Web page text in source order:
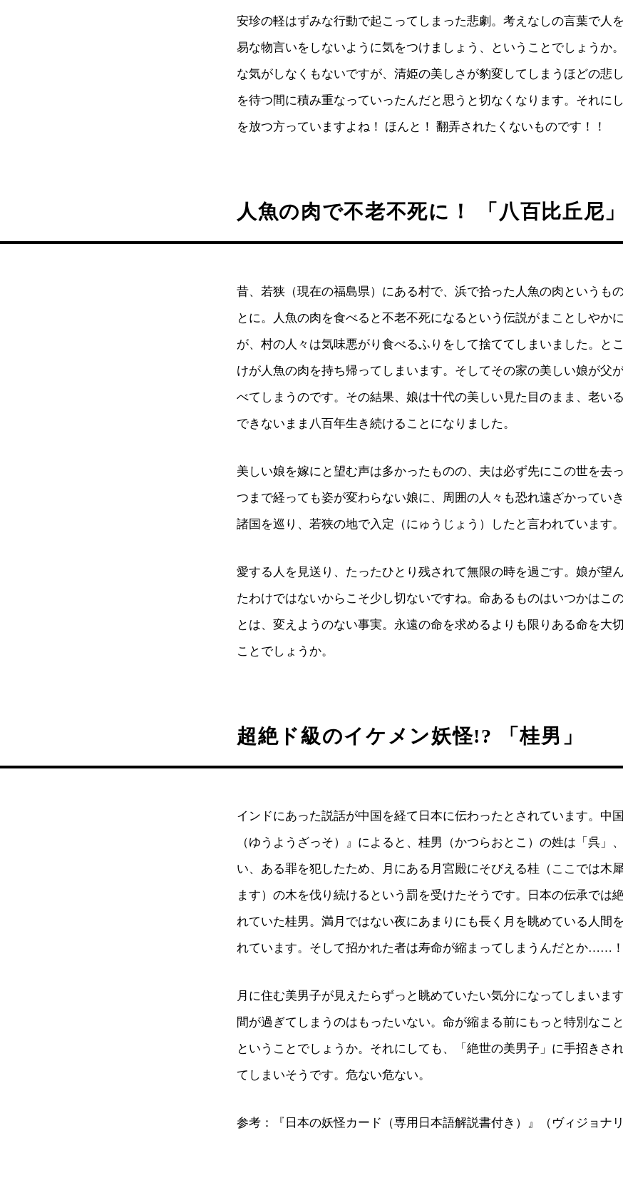
安珍の軽はずみな行動で起こってしまった悲劇。考えなしの言葉で人
易な物言いをしないように気をつけましょう、ということでしょうか
な気がしなくもないですが、清姫の美しさが豹変してしまうほどの悲
を待つ間に積み重なっていったんだと思うと切なくなります。それに
を放つ方っていますよね！ ほんと！ 翻弄されたくないものです！！
人魚の肉で不老不死に！ 「八百比丘尼」
昔、若狭（現在の福島県）にある村で、浜で拾った人魚の肉というも
とに。人魚の肉を食べると不老不死になるという伝説がまことしやか
が、村の人々は気味悪がり食べるふりをして捨ててしまいました。と
けが人魚の肉を持ち帰ってしまいます。そしてその家の美しい娘が父
べてしまうのです。その結果、娘は十代の美しい見た目のまま、老い
できないまま八百年生き続けることになりました。
美しい娘を嫁にと望む声は多かったものの、夫は必ず先にこの世を去
つまで経っても姿が変わらない娘に、周囲の人々も恐れ遠ざかってい
諸国を巡り、若狭の地で入定（にゅうじょう）したと言われています。
愛する人を見送り、たったひとり残されて無限の時を過ごす。娘が望
たわけではないからこそ少し切ないですね。命あるものはいつかはこ
とは、変えようのない事実。永遠の命を求めるよりも限りある命を大
ことでしょうか。
超絶ド級のイケメン妖怪!? 「桂男」
インドにあった説話が中国を経て日本に伝わったとされています。中
（ゆうようざっそ）』によると、桂男（かつらおとこ）の姓は「呉」
い、ある罪を犯したため、月にある月宮殿にそびえる桂（ここでは木
ます）の木を伐り続けるという罰を受けたそうです。日本の伝承では
れていた桂男。満月ではない夜にあまりにも長く月を眺めている人間
れています。そして招かれた者は寿命が縮まってしまうんだとか……！
月に住む美男子が見えたらずっと眺めていたい気分になってしまいま
間が過ぎてしまうのはもったいない。命が縮まる前にもっと特別なこ
ということでしょうか。それにしても、「絶世の美男子」に手招きさ
てしまいそうです。危ない危ない。
参考：『日本の妖怪カード（専用日本語解説書付き）』（ヴィジョナ